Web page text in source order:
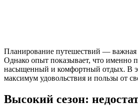
Планирование путешествий — важная
Однако опыт показывает, что именно
насыщенный и комфортный отдых. В
максимум удовольствия и пользы от
Высокий сезон: